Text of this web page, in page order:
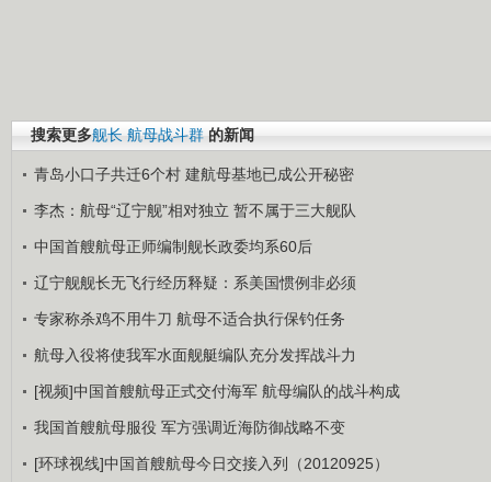
搜索更多舰长 航母战斗群 的新闻
青岛小口子共迁6个村 建航母基地已成公开秘密
李杰：航母“辽宁舰”相对独立 暂不属于三大舰队
中国首艘航母正师编制舰长政委均系60后
辽宁舰舰长无飞行经历释疑：系美国惯例非必须
专家称杀鸡不用牛刀 航母不适合执行保钓任务
航母入役将使我军水面舰艇编队充分发挥战斗力
[视频]中国首艘航母正式交付海军 航母编队的战斗构成
我国首艘航母服役 军方强调近海防御战略不变
[环球视线]中国首艘航母今日交接入列（20120925）